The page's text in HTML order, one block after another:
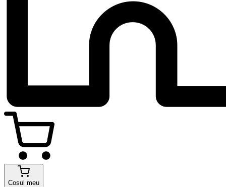
Cosul meu